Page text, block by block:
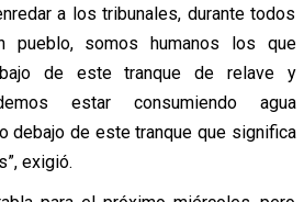
a los tribunales, durante todos
pueblo, somos humanos los que
de este tranque de relave y
estar consumiendo agua
debajo de este tranque que significa
exigió.